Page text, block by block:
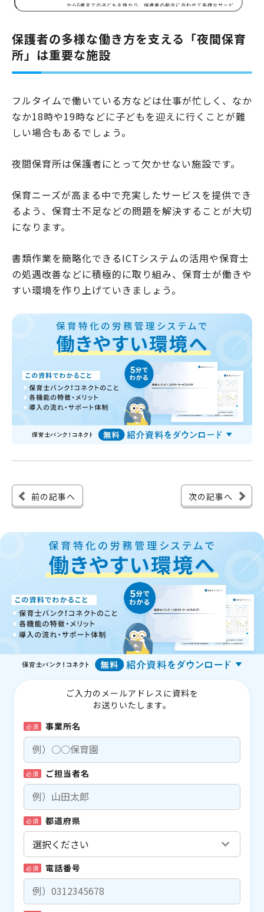
から6歳までの子どもを預かり、保護者の都合に合わせて多様なサービ
歳児～3歳児の割合が多く、主に低年齢の子どもたちが中心にベビーホ
テルを利用しています。施設に入所した時期も、1歳児から利用…
保護者の多様な働き方を支える「夜間保育
所」は重要な施設
フルタイムで働いている方などは仕事が忙しく、なか
なか18時や19時などに子どもを迎えに行くことが難
しい場合もあるでしょう。
夜間保育所は保護者にとって欠かせない施設です。
保育ニーズが高まる中で充実したサービスを提供でき
るよう、保育士不足などの問題を解決することが大切
になります。
書類作業を簡略化できるICTシステムの活用や保育士
の処遇改善などに積極的に取り組み、保育士が働きや
すい環境を作り上げていきましょう。
前の記事へ 次の記事へ
ご入力のメールアドレスに資料を
お送りいたします。
必須 事業所名
必須 ご担当者名
必須 都道府県
必須 電話番号